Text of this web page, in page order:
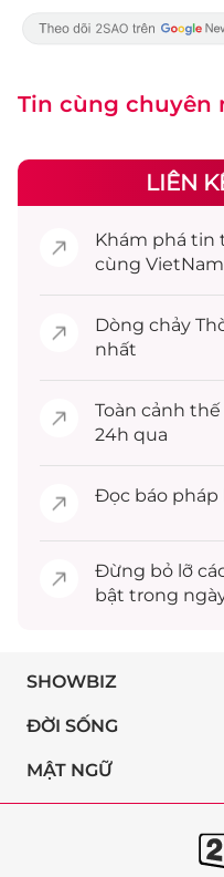
Tin cùng chuyên
LIÊN
Khám phá tin
cùng
Dòng chảy
nhất
Toàn cảnh thế
24h qua
Đọc báo pháp
Đừng bỏ lỡ
bật trong
SHOWBIZ
ĐỜI SỐNG
MẬT NGỮ